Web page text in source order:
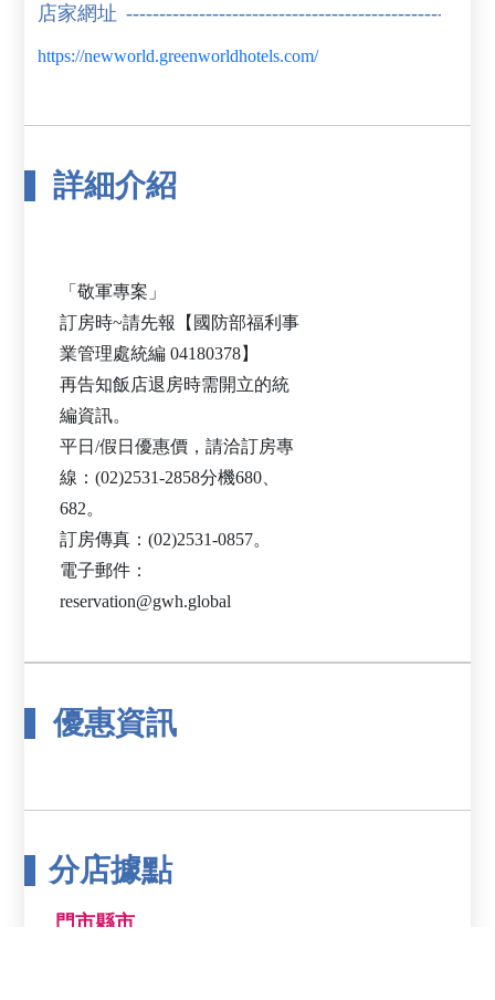
店家網址
https://newworld.greenworldhotels.com/
詳細介紹
「敬軍專案」
訂房時~請先報【國防部福利事
業管理處統編 04180378】
再告知飯店退房時需開立的統
編資訊。
平日/假日優惠價，請洽訂房專
線：(02)2531-2858分機680、
682。
訂房傳真：(02)2531-0857。
電子郵件：
優惠資訊
分店據點
門市縣市